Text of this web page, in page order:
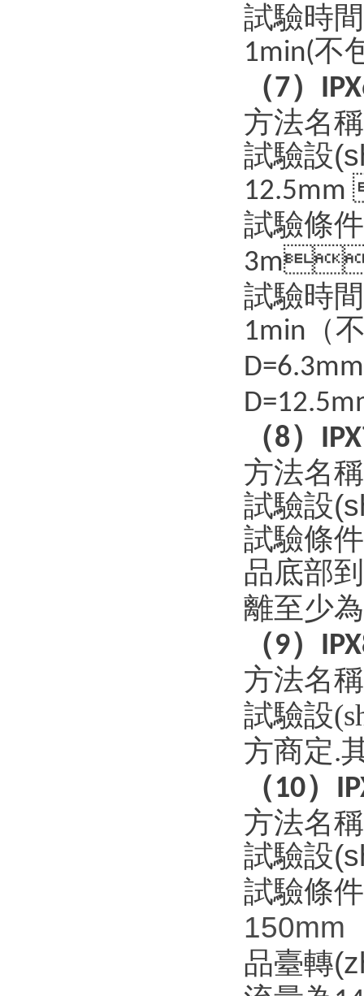
試驗時間
1min(不
（7）
方法名稱
試驗設
12.5mm
試驗條
3m
試驗時
1min （
D=6.3mm
（8）
方法名
試驗設
試驗條
品底部
離至少為
（9）
方法名稱
試驗設
方商定.
（10）
方法名
試驗設
試驗條
150mm
品臺轉